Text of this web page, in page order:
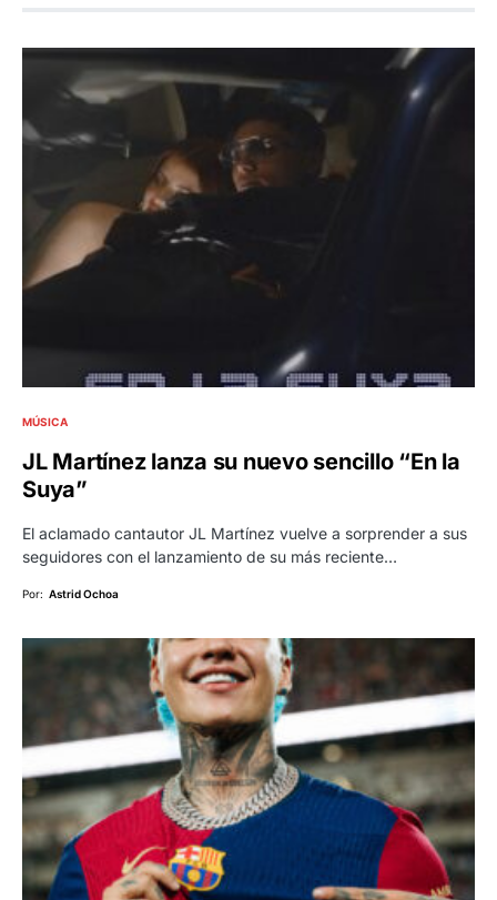
MÚSICA
JL Martínez lanza su nuevo sencillo “En la
Suya”
El aclamado cantautor JL Martínez vuelve a sorprender a sus
seguidores con el lanzamiento de su más reciente…
Por: Astrid Ochoa